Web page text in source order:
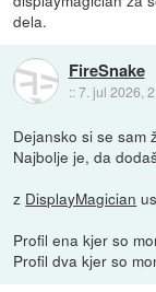
dela.
FireSnake
::7. jul 2026,
Dejansko si se sam
Najbolje je, da
z DisplayMagician
Profil ena kjer so
Profil dva kjer so